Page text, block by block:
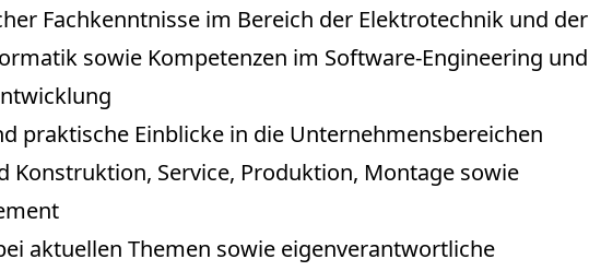
Fachkenntnisse im Bereich der Elektrotechnik und der
sowie Kompetenzen im Software-Engineering und
praktische Einblicke in die Unternehmensbereichen
Konstruktion, Service, Produktion, Montage sowie
aktuellen Themen sowie eigenverantwortliche